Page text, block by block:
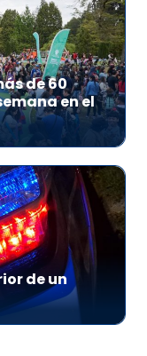
de 60
en el
de un